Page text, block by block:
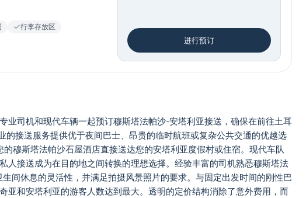
行李存放区
进行预订
司机和现代车辆一起预订穆斯塔法帕沙-安塔利亚接送，确保在前往土耳
接送服务提供优于夜间巴士、昂贵的临时航班或复杂公共交通的优越选
穆斯塔法帕沙石屋酒店直接送达您的安塔利亚度假村或住宿。现代车队
接送成为在目的地之间转换的理想选择。经验丰富的司机熟悉穆斯塔法
间休息的灵活性，并满足拍摄风景照片的要求。与固定出发时间的刚性巴
和安塔利亚的游客人数达到最大。透明的定价结构消除了意外费用，而